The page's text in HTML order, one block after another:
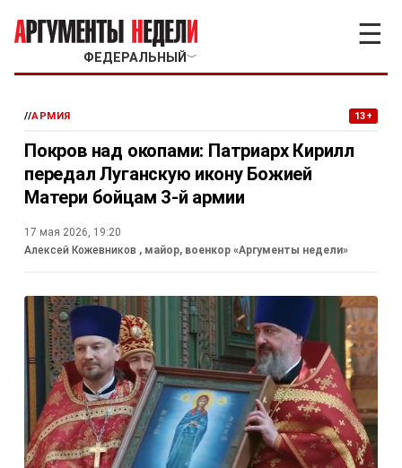
ФЕДЕРАЛЬНЫЙ ﹀
☰
//АРМИЯ 13+
Покров над окопами: Патриарх Кирилл
передал Луганскую икону Божией
Матери бойцам 3-й армии
17 мая 2026, 19:20
Алексей Кожевников , майор, военкор «Аргументы недели»